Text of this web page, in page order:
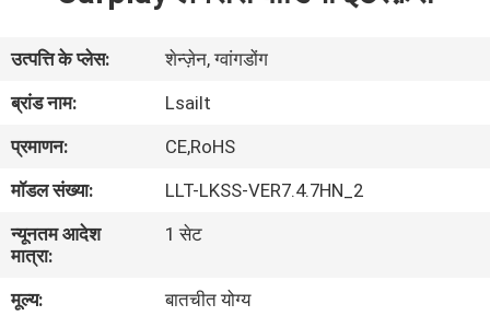
हमारे
बारे
कारखाना
भ्रमण
उत्पत्ति के प्लेस:
शेन्ज़ेन, ग्वांगडोंग
ब्रांड नाम:
Lsailt
प्रमाणन:
CE,RoHS
मॉडल संख्या:
LLT-LKSS-VER7.4.7HN_2
न्यूनतम आदेश
मात्रा:
1 सेट
मूल्य:
बातचीत योग्य